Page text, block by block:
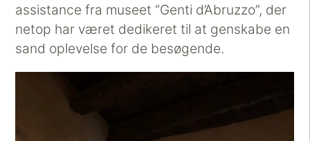
assistance fra museet “Genti d’Abruzzo”, der
netop har været dedikeret til at genskabe en
sand oplevelse for de besøgende.